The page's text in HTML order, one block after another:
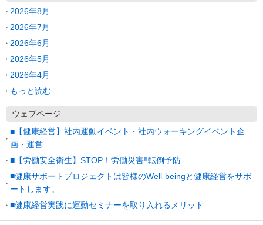
2026年8月
2026年7月
2026年6月
2026年5月
2026年4月
もっと読む
ウェブページ
■【健康経営】社内運動イベント・社内ウォーキングイベント企
画・運営
■【労働安全衛生】STOP！労働災害‼転倒予防
■健康サポートプロジェクトは皆様のWell-beingと健康経営をサポ
ートします。
■健康経営実践に運動セミナーを取り入れるメリット